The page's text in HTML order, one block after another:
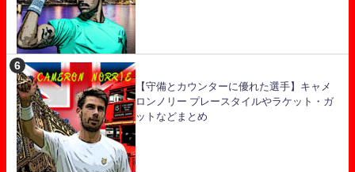
【守備とカウンターに優れた選手】キャメ
ロンノリー プレースタイルやラケット・ガ
ットなどまとめ